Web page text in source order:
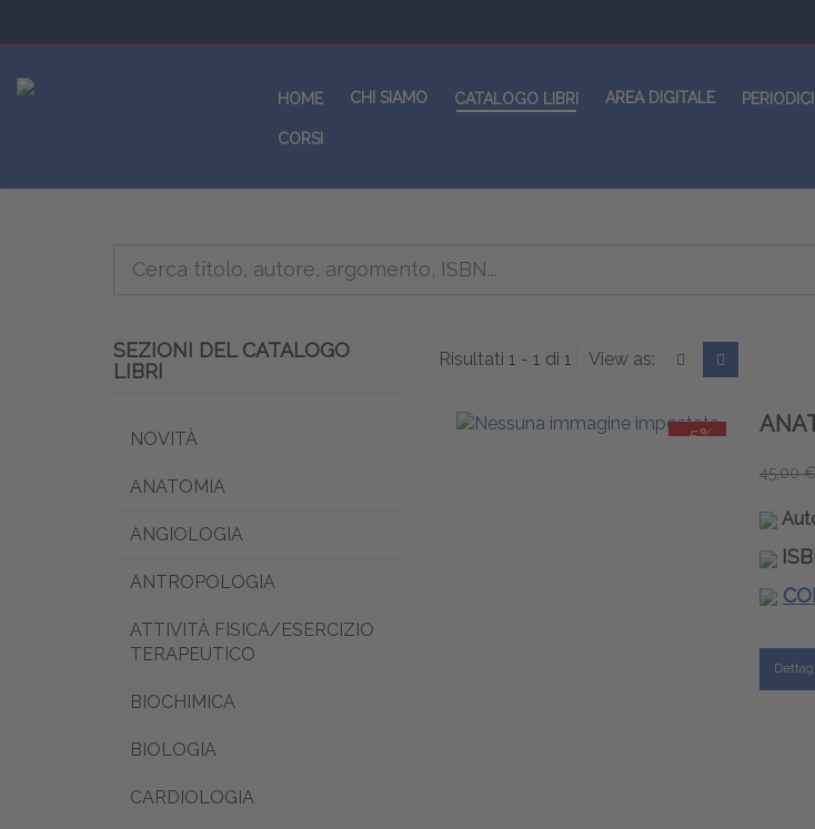
HOME CHI SIAMO CATALOGO LIBRI AREA DIGITALE PERIODICI
CORSI
Risultati 1 - 1 di 1 View as:
-5%
45,00 €
SEZIONI DEL CATALOGO
LIBRI
NOVITÀ
ANATOMIA
ANGIOLOGIA
ANTROPOLOGIA
ATTIVITÀ FISICA/ESERCIZIO
TERAPEUTICO
BIOCHIMICA
BIOLOGIA
CARDIOLOGIA